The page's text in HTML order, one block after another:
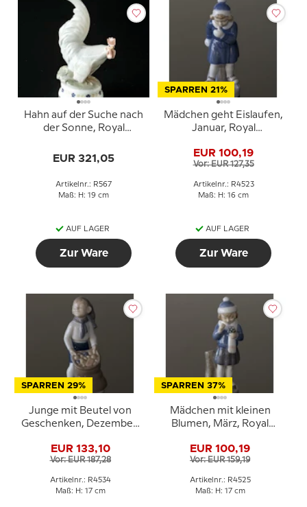
Hahn auf der Suche nach
der Sonne, Royal
Nr. 567 - Sehr selten
EUR 321,05
Artikelnr.: R567
Maß: H: 19 cm
AUF LAGER
Zur Ware
SPARREN 21%
Mädchen geht Eislaufen,
Januar, Royal
Figur Nr. 4523
EUR 100,19
Vor: EUR 127,35
Artikelnr.: R4523
Maß: H: 16 cm
AUF LAGER
Zur Ware
SPARREN 29%
Junge mit Beutel von
Geschenken, Dezember,
monatliche Figur Nr.
4534
EUR 133,10
Vor: EUR 187,28
Artikelnr.: R4534
Maß: H: 17 cm
SPARREN 37%
Mädchen mit kleinen
Blumen, März, Royal
Figur Nr. 4525
EUR 100,19
Vor: EUR 159,19
Artikelnr.: R4525
Maß: H: 17 cm